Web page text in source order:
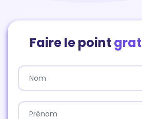
Faire le point